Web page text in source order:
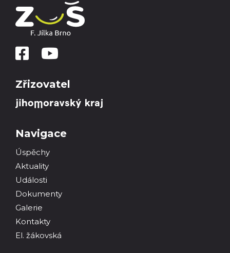
Zřizovatel
Navigace
Úspěchy
Aktuality
Události
Dokumenty
Galerie
Kontakty
El. žákovská